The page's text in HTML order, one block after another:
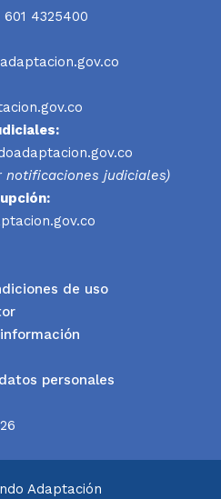
4325400
notificaciones judiciales)
de uso
personales
Adaptación